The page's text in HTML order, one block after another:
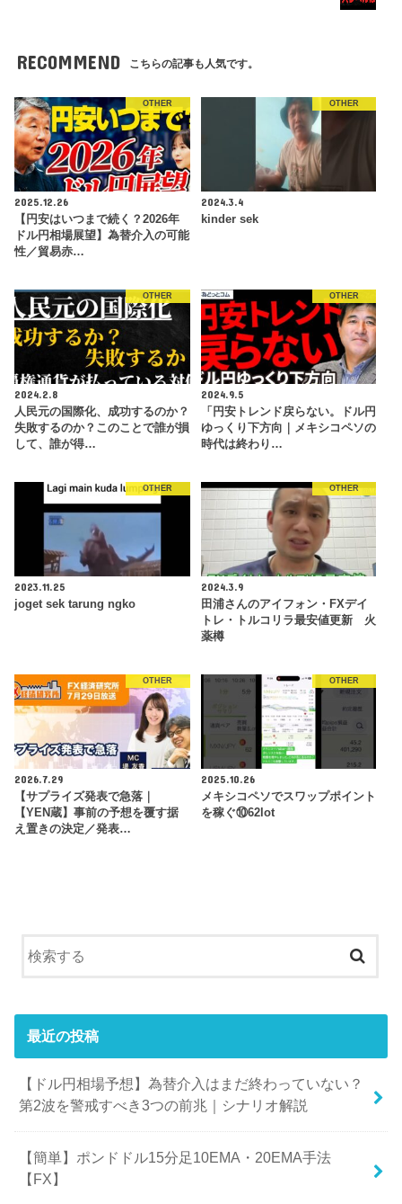
RECOMMEND こちらの記事も人気です。
OTHER
2025.12.26
【円安はいつまで続く？2026年
ドル円相場展望】為替介入の可能
性／貿易赤…
OTHER
2024.3.4
kinder sek
OTHER
2024.2.8
人民元の国際化、成功するのか？
失敗するのか？このことで誰が損
して、誰が得…
OTHER
2024.9.5
「円安トレンド戻らない。ドル円
ゆっくり下方向｜メキシコペソの
時代は終わり…
OTHER
2023.11.25
joget sek tarung ngko
OTHER
2024.3.9
田浦さんのアイフォン・FXデイ
トレ・トルコリラ最安値更新 火
薬樽
OTHER
2026.7.29
【サプライズ発表で急落｜
【YEN蔵】事前の予想を覆す据
え置きの決定／発表…
OTHER
2025.10.26
メキシコペソでスワップポイント
を稼ぐ⑩62lot
最近の投稿
【ドル円相場予想】為替介入はまだ終わっていない？
第2波を警戒すべき3つの前兆｜シナリオ解説
【簡単】ポンドドル15分足10EMA・20EMA手法
【FX】